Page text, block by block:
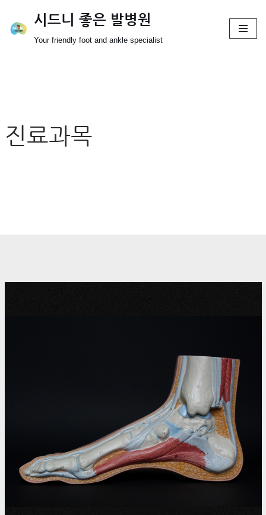
Skip
시드니 좋은 발병원
Your friendly foot and ankle specialist
진료과목